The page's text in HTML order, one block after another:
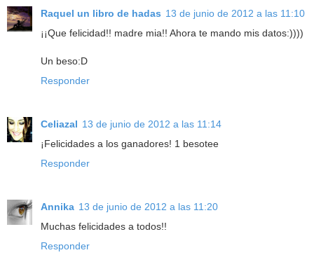
Raquel un libro de hadas 13 de junio de 2012 a las 11:10
¡¡Que felicidad!! madre mia!! Ahora te mando mis datos:))))
Un beso:D
Responder
Celiazal 13 de junio de 2012 a las 11:14
¡Felicidades a los ganadores! 1 besotee
Responder
Annika 13 de junio de 2012 a las 11:20
Muchas felicidades a todos!!
Responder